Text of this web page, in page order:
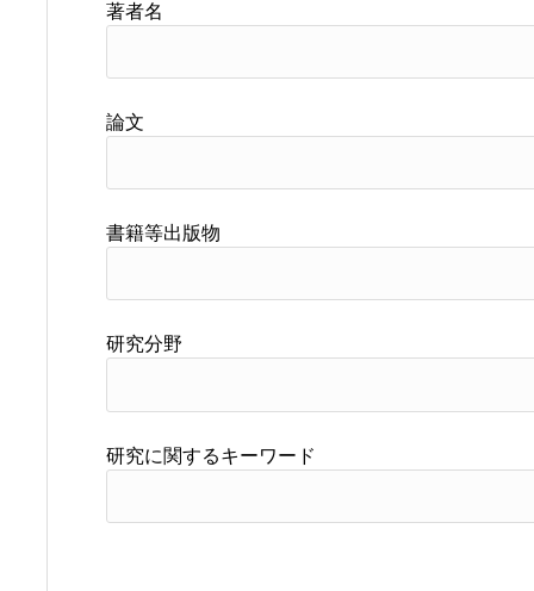
著者名
論文
書籍等出版物
研究分野
研究に関するキーワード